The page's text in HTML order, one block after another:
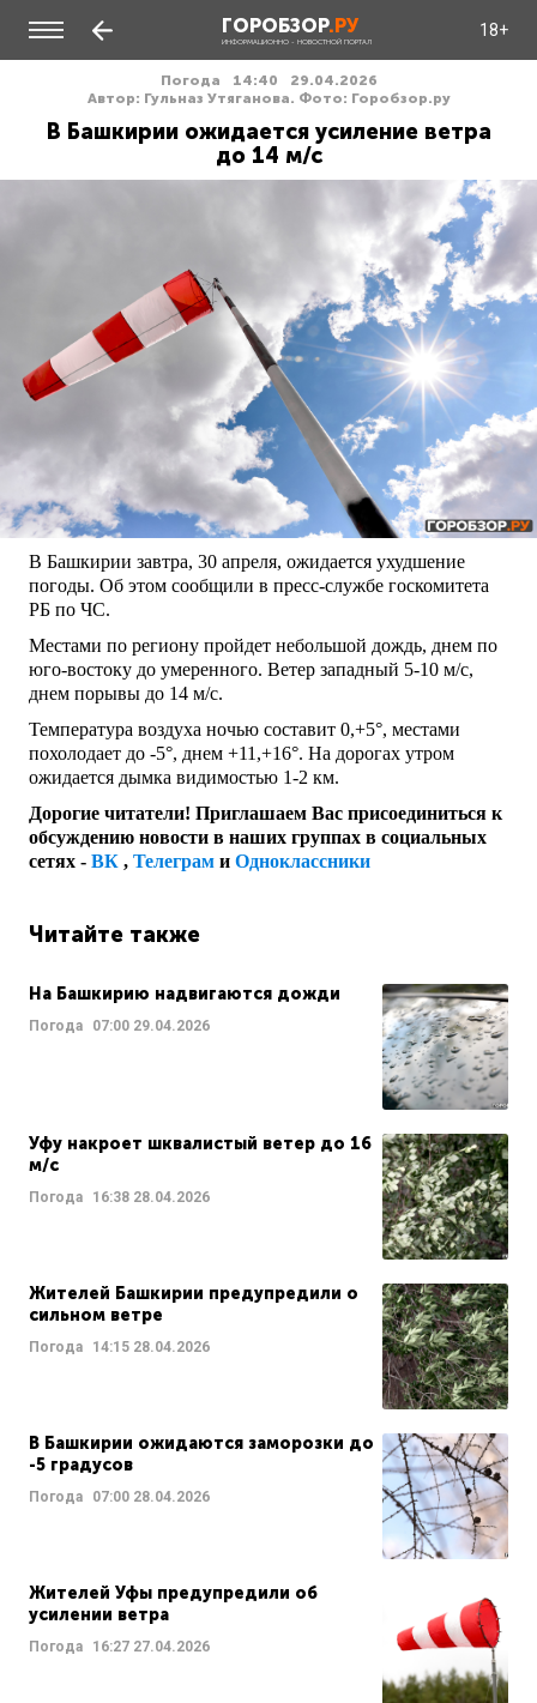
ГОРОБЗОР.РУ
ИНФОРМАЦИОННО - НОВОСТНОЙ ПОРТАЛ
18+
Погода 14:40
29.04.2026
Автор: Гульназ Утяганова. Фото: Горобзор.ру
В Башкирии ожидается усиление ветра
до 14 м/с
В Башкирии завтра, 30 апреля, ожидается ухудшение
погоды. Об этом сообщили в пресс-службе госкомитета
РБ по ЧС.
Местами по региону пройдет небольшой дождь, днем по
юго-востоку до умеренного. Ветер западный 5-10 м/с,
днем порывы до 14 м/с.
Температура воздуха ночью составит 0,+5°, местами
похолодает до -5°, днем +11,+16°. На дорогах утром
ожидается дымка видимостью 1-2 км.
Дорогие читатели! Приглашаем Вас присоединиться к
обсуждению новости в наших группах в социальных
сетях - ВК , Телеграм и Одноклассники
Читайте также
На Башкирию надвигаются дожди
Погода 07:00 29.04.2026
Уфу накроет шквалистый ветер до 16
м/с
Погода 16:38 28.04.2026
Жителей Башкирии предупредили о
сильном ветре
Погода 14:15 28.04.2026
В Башкирии ожидаются заморозки до
-5 градусов
Погода 07:00 28.04.2026
Жителей Уфы предупредили об
усилении ветра
Погода 16:27 27.04.2026